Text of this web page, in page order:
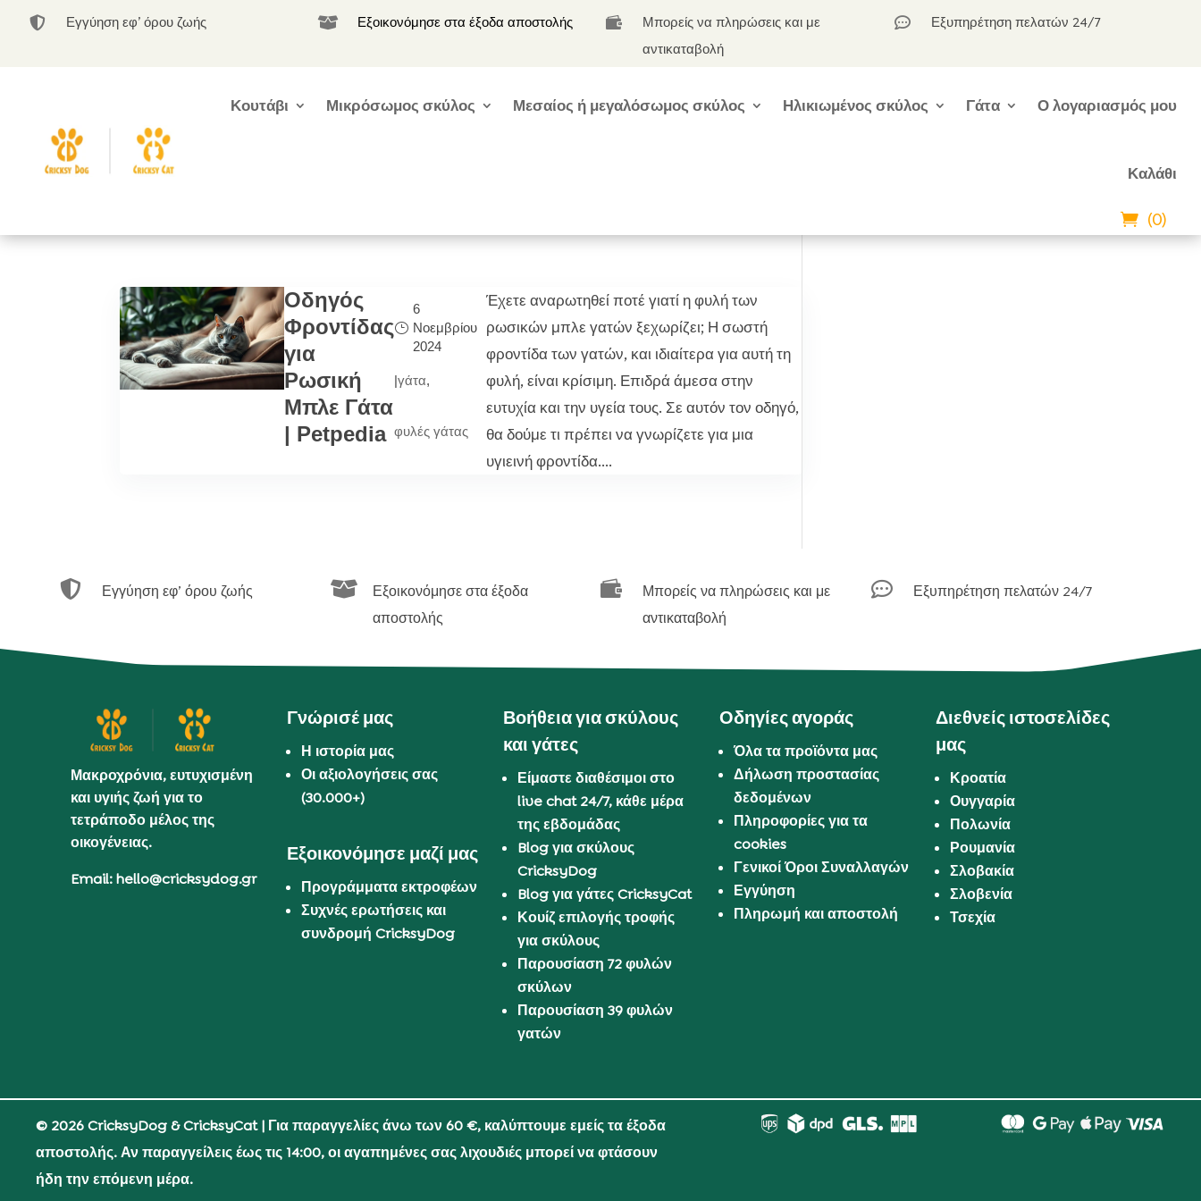
 Εγγύηση εφ’ όρου ζωής  Εξοικονόμησε στα έξοδα αποστολής 
Μπορείς να πληρώσεις και με
αντικαταβολή
 Εξυπηρέτηση πελατών 24/7
Κουτάβι Μικρόσωμος σκύλος Μεσαίος ή μεγαλόσωμος σκύλος Ηλικιωμένος σκύλος Γάτα Ο λογαριασμός μου
Καλάθι
(0)
Οδηγός
Φροντίδας
για
Ρωσική
Μπλε Γάτα
| Petpedia
6
Νοεμβρίου
2024
|γάτα,
φυλές γάτας
Έχετε αναρωτηθεί ποτέ γιατί η φυλή των
ρωσικών μπλε γατών ξεχωρίζει; Η σωστή
φροντίδα των γατών, και ιδιαίτερα για αυτή τη
φυλή, είναι κρίσιμη. Επιδρά άμεσα στην
ευτυχία και την υγεία τους. Σε αυτόν τον οδηγό,
θα δούμε τι πρέπει να γνωρίζετε για μια
υγιεινή φροντίδα....
 Εγγύηση εφ’ όρου ζωής 
Εξοικονόμησε στα έξοδα
αποστολής

Μπορείς να πληρώσεις και με
αντικαταβολή
 Εξυπηρέτηση πελατών 24/7
Μακροχρόνια, ευτυχισμένη
και υγιής ζωή για το
τετράποδο μέλος της
οικογένειας.
Email: hello@cricksydog.gr
Γνώρισέ μας
Η ιστορία μας
Οι αξιολογήσεις σας
(30.000+)
Εξοικονόμησε μαζί μας
Προγράμματα εκτροφέων
Συχνές ερωτήσεις και
συνδρομή CricksyDog
Βοήθεια για σκύλους
και γάτες
Είμαστε διαθέσιμοι στο
live chat 24/7, κάθε μέρα
της εβδομάδας
Blog για σκύλους
CricksyDog
Blog για γάτες CricksyCat
Κουίζ επιλογής τροφής
για σκύλους
Παρουσίαση 72 φυλών
σκύλων
Παρουσίαση 39 φυλών
γατών
Οδηγίες αγοράς
Όλα τα προϊόντα μας
Δήλωση προστασίας
δεδομένων
Πληροφορίες για τα
cookies
Γενικοί Όροι Συναλλαγών
Εγγύηση
Πληρωμή και αποστολή
Διεθνείς ιστοσελίδες
μας
Κροατία
Ουγγαρία
Πολωνία
Ρουμανία
Σλοβακία
Σλοβενία
Τσεχία
© 2026 CricksyDog & CricksyCat| Για παραγγελίες άνω των 60 €, καλύπτουμε εμείς τα έξοδα
αποστολής. Αν παραγγείλεις έως τις 14:00, οι αγαπημένες σας λιχουδιές μπορεί να φτάσουν
ήδη την επόμενη μέρα.